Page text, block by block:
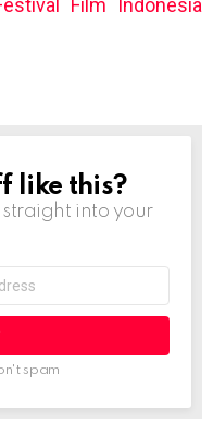
Film Indonesia
like this?
into your
spam